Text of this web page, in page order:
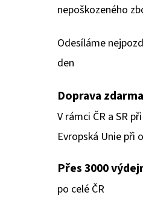
nepoškozeného
Odesíláme
den
Doprava zdarma
V rámci ČR a SR
Evropská Unie při
Přes 3000
po celé ČR